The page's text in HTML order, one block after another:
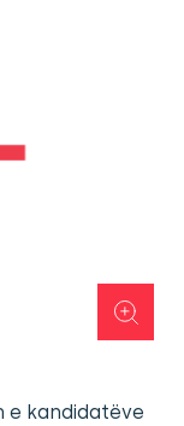
e kandidatëve